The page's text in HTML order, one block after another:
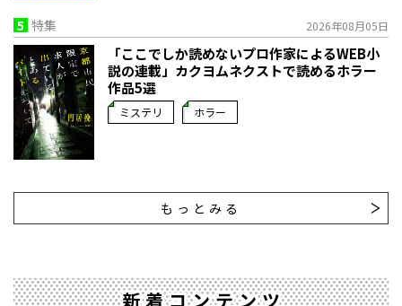
5 特集 2026年08月05日
「ここでしか読めないプロ作家によるWEB小
説の連載」――カクヨムネクストで読めるホラー
作品5選
ミステリ ホラー
もっとみる
新着コンテンツ